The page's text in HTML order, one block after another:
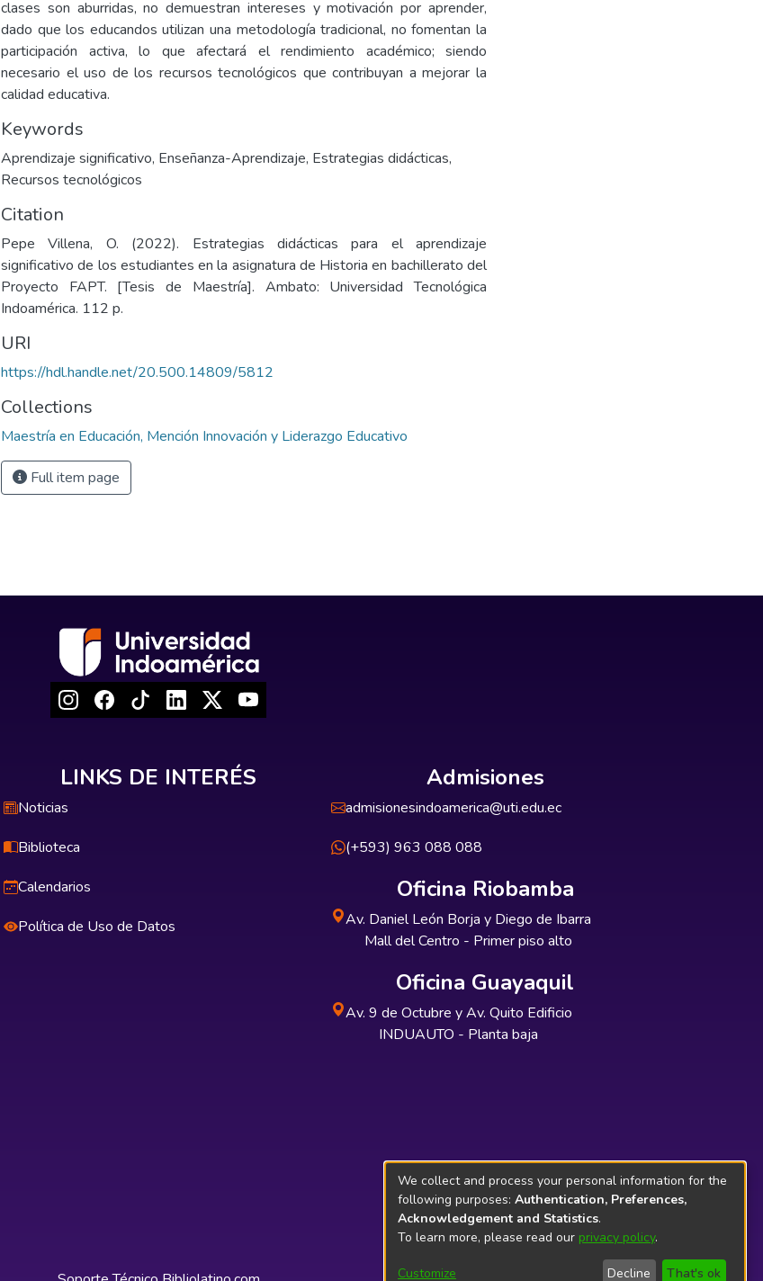
clases son aburridas, no demuestran intereses y motivación por aprender,
dado que los educandos utilizan una metodología tradicional, no fomentan la
participación activa, lo que afectará el rendimiento académico; siendo
necesario el uso de los recursos tecnológicos que contribuyan a mejorar la
calidad educativa.
Keywords
Aprendizaje significativo, Enseñanza-Aprendizaje, Estrategias didácticas,
Recursos tecnológicos
Citation
Pepe Villena, O. (2022). Estrategias didácticas para el aprendizaje
significativo de los estudiantes en la asignatura de Historia en bachillerato del
Proyecto FAPT. [Tesis de Maestría]. Ambato: Universidad Tecnológica
Indoamérica. 112 p.
URI
https://hdl.handle.net/20.500.14809/5812
Collections
Maestría en Educación, Mención Innovación y Liderazgo Educativo
Full item page
LINKS DE INTERÉS
Noticias
Biblioteca
Calendarios
Política de Uso de Datos
Admisiones
admisionesindoamerica@uti.edu.ec
(+593) 963 088 088
Oficina Riobamba
Av. Daniel León Borja y Diego de Ibarra
Mall del Centro - Primer piso alto
Oficina Guayaquil
Av. 9 de Octubre y Av. Quito Edificio
INDUAUTO - Planta baja
We collect and process your personal information for the
following purposes: Authentication, Preferences,
Acknowledgement and Statistics.
To learn more, please read our privacy policy.
Customize Decline That's ok